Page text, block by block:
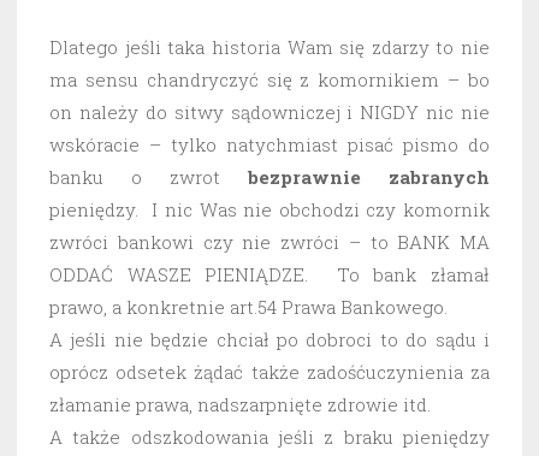
Dlatego jeśli taka historia Wam się zdarzy to nie
ma sensu chandryczyć się z komornikiem – bo
on należy do sitwy sądowniczej i NIGDY nic nie
wskóracie – tylko natychmiast pisać pismo do
banku o zwrot bezprawnie
zabranych
pieniędzy. I nic Was nie obchodzi czy komornik
zwróci bankowi czy nie zwróci – to BANK MA
ODDAĆ WASZE PIENIĄDZE. To bank złamał
prawo, a konkretnie art.54 Prawa Bankowego.
A jeśli nie będzie chciał po dobroci to do sądu i
oprócz odsetek żądać także zadośćuczynienia za
złamanie prawa, nadszarpnięte zdrowie itd.
A także odszkodowania jeśli z braku pieniędzy